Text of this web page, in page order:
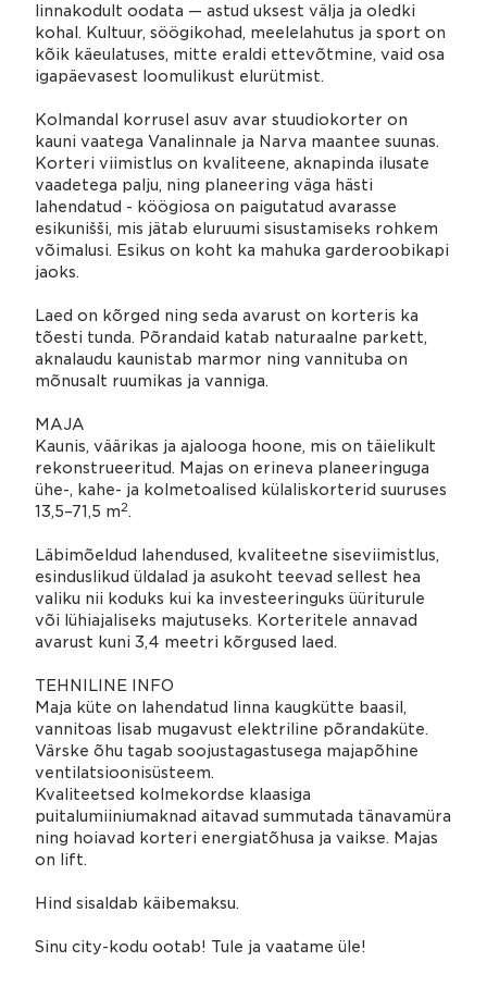
linnakodult oodata — astud uksest välja ja oledki
kohal. Kultuur, söögikohad, meelelahutus ja sport on
kõik käeulatuses, mitte eraldi ettevõtmine, vaid osa
igapäevasest loomulikust elurütmist.
Kolmandal korrusel asuv avar stuudiokorter on
kauni vaatega Vanalinnale ja Narva maantee suunas.
Korteri viimistlus on kvaliteene, aknapinda ilusate
vaadetega palju, ning planeering väga hästi
lahendatud - köögiosa on paigutatud avarasse
esikunišši, mis jätab eluruumi sisustamiseks rohkem
võimalusi. Esikus on koht ka mahuka garderoobikapi
jaoks.
Laed on kõrged ning seda avarust on korteris ka
tõesti tunda. Põrandaid katab naturaalne parkett,
aknalaudu kaunistab marmor ning vannituba on
mõnusalt ruumikas ja vanniga.
MAJA
Kaunis, väärikas ja ajalooga hoone, mis on täielikult
rekonstrueeritud. Majas on erineva planeeringuga
ühe-, kahe- ja kolmetoalised külaliskorterid suuruses
13,5–71,5 m2.
Läbimõeldud lahendused, kvaliteetne siseviimistlus,
esinduslikud üldalad ja asukoht teevad sellest hea
valiku nii koduks kui ka investeeringuks üüriturule
või lühiajaliseks majutuseks. Korteritele annavad
avarust kuni 3,4 meetri kõrgused laed.
TEHNILINE INFO
Maja küte on lahendatud linna kaugkütte baasil,
vannitoas lisab mugavust elektriline põrandaküte.
Värske õhu tagab soojustagastusega majapõhine
ventilatsioonisüsteem.
Kvaliteetsed kolmekordse klaasiga
puitalumiiniumaknad aitavad summutada tänavamüra
ning hoiavad korteri energiatõhusa ja vaikse. Majas
on lift.
Hind sisaldab käibemaksu.
Sinu city-kodu ootab! Tule ja vaatame üle!